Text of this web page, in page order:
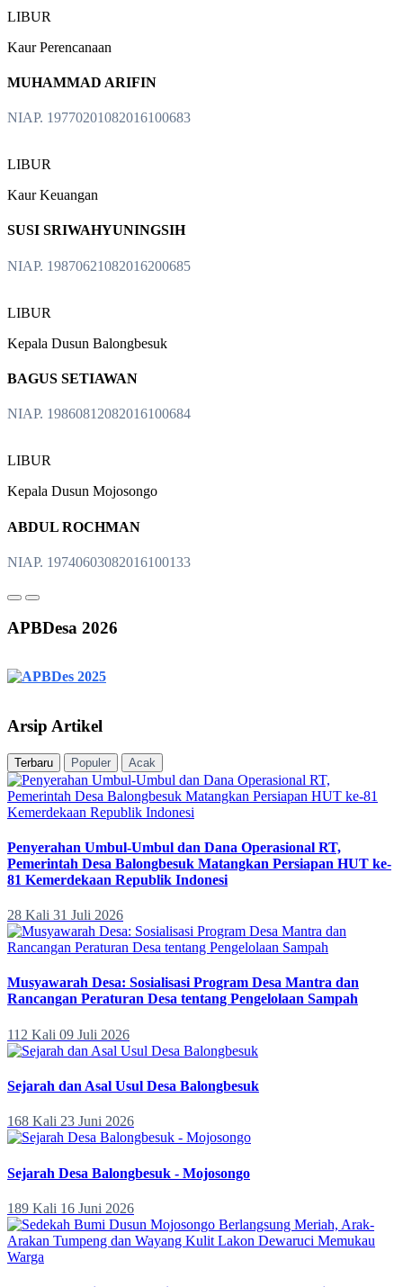
LIBUR
Kaur Perencanaan
MUHAMMAD ARIFIN
NIAP. 19770201082016100683
LIBUR
Kaur Keuangan
SUSI SRIWAHYUNINGSIH
NIAP. 19870621082016200685
LIBUR
Kepala Dusun Balongbesuk
BAGUS SETIAWAN
NIAP. 19860812082016100684
LIBUR
Kepala Dusun Mojosongo
ABDUL ROCHMAN
NIAP. 19740603082016100133
APBDesa 2026
Arsip Artikel
Terbaru Populer Acak
Penyerahan Umbul-Umbul dan Dana Operasional RT,
Pemerintah Desa Balongbesuk Matangkan Persiapan HUT ke-
81 Kemerdekaan Republik Indonesi
28 Kali 31 Juli 2026
Musyawarah Desa: Sosialisasi Program Desa Mantra dan
Rancangan Peraturan Desa tentang Pengelolaan Sampah
112 Kali 09 Juli 2026
Sejarah dan Asal Usul Desa Balongbesuk
168 Kali 23 Juni 2026
Sejarah Desa Balongbesuk - Mojosongo
189 Kali 16 Juni 2026